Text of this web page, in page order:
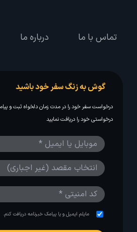
تماس با ما درباره ما
گوش به زنگ سفر خود باشید
درخواست سفر خود را در مدت زمان دلخواه ثبت و
درخواستی خود را دریافت نمایید
مایلم ایمیل و یا پیامک خبرنامه دریافت کنم.